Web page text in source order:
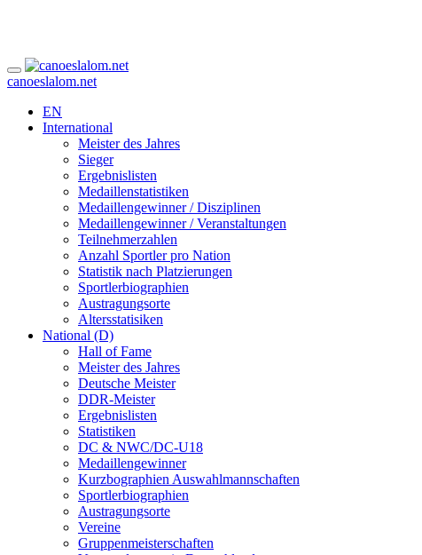
canoeslalom.net
EN
International
Meister des Jahres
Sieger
Ergebnislisten
Medaillenstatistiken
Medaillengewinner / Disziplinen
Medaillengewinner / Veranstaltungen
Teilnehmerzahlen
Anzahl Sportler pro Nation
Statistik nach Platzierungen
Sportlerbiographien
Austragungsorte
Altersstatisiken
National (D)
Hall of Fame
Meister des Jahres
Deutsche Meister
DDR-Meister
Ergebnislisten
Statistiken
DC & NWC/DC-U18
Medaillengewinner
Kurzbographien Auswahlmannschaften
Sportlerbiographien
Austragungsorte
Vereine
Gruppenmeisterschaften